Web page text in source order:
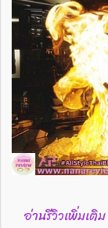
อ่านรีวิวเพิ่มเติม